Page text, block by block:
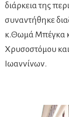
διάρκεια της
συναντήθηκε
κ.Θωμά Μπέγκα
Χρυσοστόμου
Ιωαννίνων.